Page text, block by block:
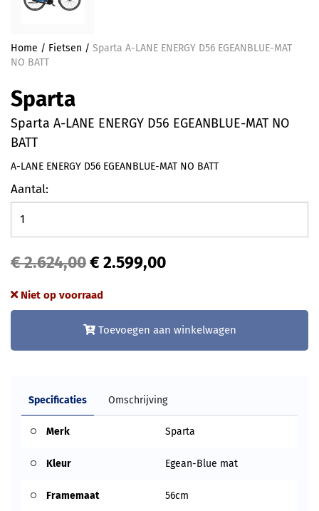
Home / Fietsen / Sparta A-LANE ENERGY D56 EGEANBLUE-MAT
NO BATT
Sparta
Sparta A-LANE ENERGY D56 EGEANBLUE-MAT NO
BATT
A-LANE ENERGY D56 EGEANBLUE-MAT NO BATT
Aantal:
€ 2.624,00€ 2.599,00
Niet op voorraad
Toevoegen aan winkelwagen
Specificaties Omschrijving
Merk Sparta
Kleur Egean-Blue mat
Framemaat 56cm